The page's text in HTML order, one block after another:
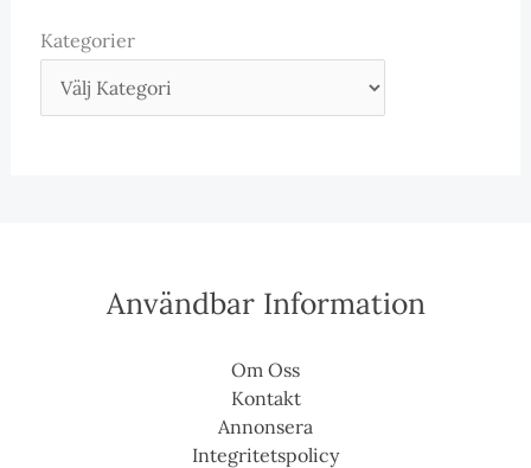
Kategorier
Användbar Information
Om Oss
Kontakt
Annonsera
Integritetspolicy